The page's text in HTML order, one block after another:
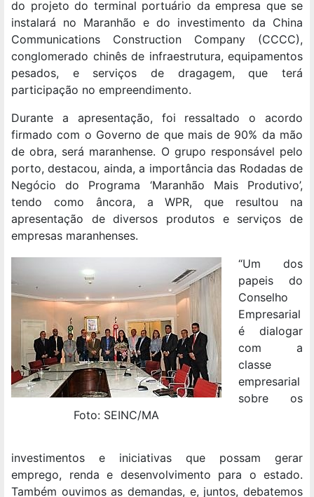
do projeto do terminal portuário da empresa que se
instalará no Maranhão e do investimento da China
Communications Construction Company (CCCC),
conglomerado chinês de infraestrutura, equipamentos
pesados, e serviços de dragagem, que terá
participação no empreendimento.
Durante a apresentação, foi ressaltado o acordo
firmado com o Governo de que mais de 90% da mão
de obra, será maranhense. O grupo responsável pelo
porto, destacou, ainda, a importância das Rodadas de
Negócio do Programa ‘Maranhão Mais Produtivo’,
tendo como âncora, a WPR, que resultou na
apresentação de diversos produtos e serviços de
empresas maranhenses.
Foto: SEINC/MA
“Um dos
papeis do
Conselho
Empresarial
é dialogar
com a
classe
empresarial
sobre os
investimentos e iniciativas que possam gerar
emprego, renda e desenvolvimento para o estado.
Também ouvimos as demandas, e, juntos, debatemos